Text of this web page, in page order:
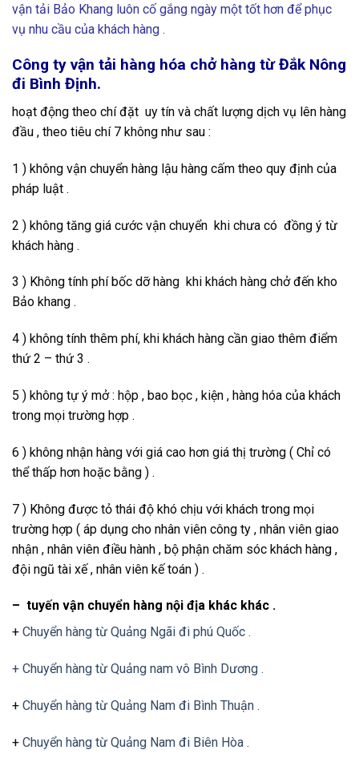
vận tải Bảo Khang luôn cố gắng ngày một tốt hơn để phục
vụ nhu cầu của khách hàng .
Công ty vận tải hàng hóa chở hàng từ Đắk Nông
đi Bình Định.
hoạt động theo chí đặt uy tín và chất lượng dịch vụ lên hàng
đầu , theo tiêu chí 7 không như sau :
1 ) không vận chuyển hàng lậu hàng cấm theo quy định của
pháp luật .
2 ) không tăng giá cước vận chuyển khi chưa có đồng ý từ
khách hàng .
3 ) Không tính phí bốc dỡ hàng khi khách hàng chở đến kho
Bảo khang .
4 ) không tính thêm phí, khi khách hàng cần giao thêm điểm
thứ 2 – thứ 3 .
5 ) không tự ý mở : hộp , bao bọc , kiện , hàng hóa của khách
trong mọi trường hợp .
6 ) không nhận hàng với giá cao hơn giá thị trường ( Chỉ có
thể thấp hơn hoặc bằng ) .
7 ) Không được tỏ thái độ khó chịu với khách trong mọi
trường hợp ( áp dụng cho nhân viên công ty , nhân viên giao
nhận , nhân viên điều hành , bộ phận chăm sóc khách hàng ,
đội ngũ tài xế , nhân viên kế toán ) .
– tuyến vận chuyển hàng nội địa khác khác .
+ Chuyển hàng từ Quảng Ngãi đi phú Quốc .
+ Chuyển hàng từ Quảng nam vô Bình Dương .
+ Chuyển hàng từ Quảng Nam đi Bình Thuận .
+ Chuyển hàng từ Quảng Nam đi Biên Hòa .